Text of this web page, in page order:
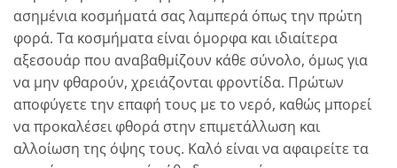
ασημένια κοσμήματά σας λαμπερά όπως την πρώτη
φορά. Τα κοσμήματα είναι όμορφα και ιδιαίτερα
αξεσουάρ που αναβαθμίζουν κάθε σύνολο, όμως για
να μην φθαρούν, χρειάζονται φροντίδα. Πρώτων
αποφύγετε την επαφή τους με το νερό, καθώς μπορεί
να προκαλέσει φθορά στην επιμετάλλωση και
αλλοίωση της όψης τους. Καλό είναι να αφαιρείτε τα